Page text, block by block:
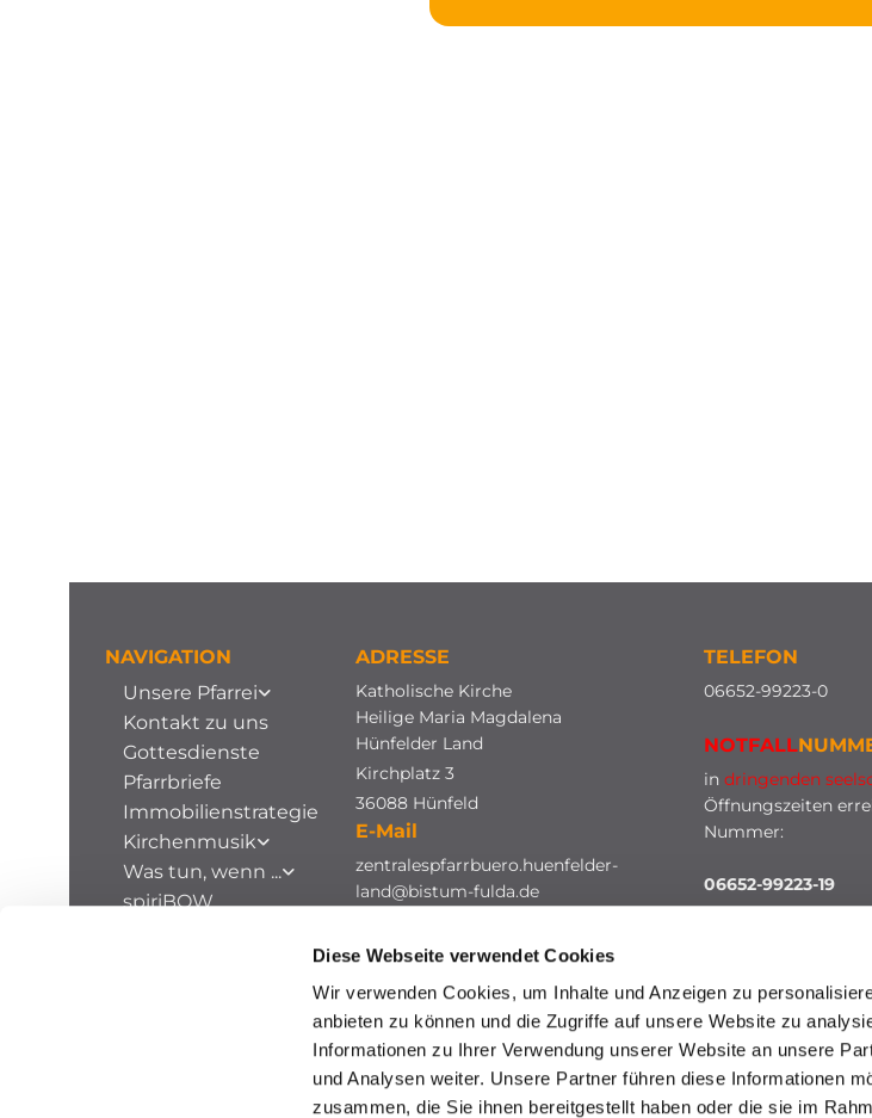
Diese Webseite verwendet Cookies
Wir verwenden Cookies, um Inhalte und Anzeigen zu
anbieten zu können und die Zugriffe auf unsere Website zu
Informationen zu Ihrer Verwendung unserer Website an unsere
und Analysen weiter. Unsere Partner führen diese Informationen
zusammen, die Sie ihnen bereitgestellt haben oder die sie im
NAVIGATION
Unsere Pfarrei
Kontakt zu uns
Gottesdienste
Pfarrbriefe
Immobilienstrategie
Kirchenmusik
Was tun, wenn ...
spiriBOW
ADRESSE
Katholische Kirche
Heilige Maria Magdalena
Hünfelder Land
Kirchplatz 3
36088 Hünfeld
E-Mail
zentralespfarrbuero.huenfelder-
land@bistum-fulda.de
TELEFON
06652-99223-0
NOTFALL
in dringenden
Öffnungszeiten
Nummer:
06652-99223-19